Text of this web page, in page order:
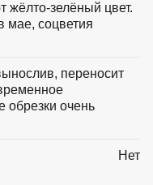
жёлто-зелёный цвет.
мае, соцветия
переносит
обрезки очень
Нет